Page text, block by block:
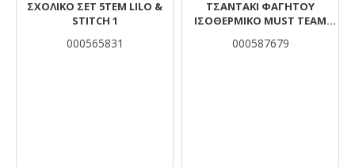
ΣΧΟΛΙΚΟ ΣΕΤ 5ΤΕΜ LILO &
STITCH 1
000565831
ΤΣΑΝΤΆΚΙ ΦΑΓΗΤΟΎ
ΙΣΟΘΕΡΜΙΚΌ MUST TEAM
STARFISH 2 ΘΉΚΕΣ
000587679